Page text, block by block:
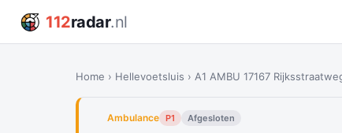
112radar.nl
Home › Hellevoetsluis › A1 AMBU 17167
Ambulance P1 Afgesloten